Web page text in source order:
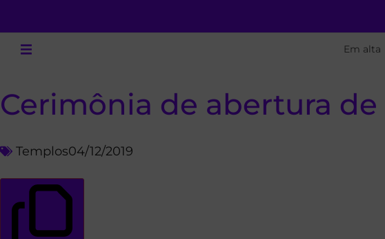
Em alta
Cerimônia de abertura
Templos04/12/2019